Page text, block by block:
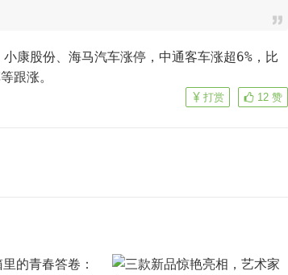
康股份、海马汽车涨停，中通客车涨超6%，比
跟涨。
12 赞
打赏